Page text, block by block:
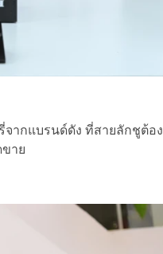
จากแบรนด์ดัง ที่สายลักชูต้อง
าย